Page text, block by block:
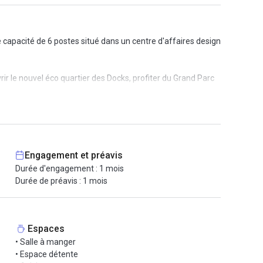
de 6 postes situé dans un centre d'affaires design
le nouvel éco quartier des Docks, profiter du Grand Parc
de votre courrier, un bureau meublé, un parking
est mis en oeuvre pour vous offrir un espace de travail
Engagement et préavis
Durée d'engagement : 1 mois
Durée de préavis : 1 mois
Espaces
• Salle à manger
• Espace détente